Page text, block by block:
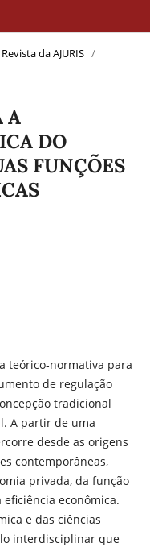
da AJURIS /
A
DO
FUNÇÕES
teórico‑normativa para
de regulação
tradicional
A partir de uma
desde as origens
contemporâneas,
privada, da função
eficiência econômica.
e das ciências
interdisciplinar que